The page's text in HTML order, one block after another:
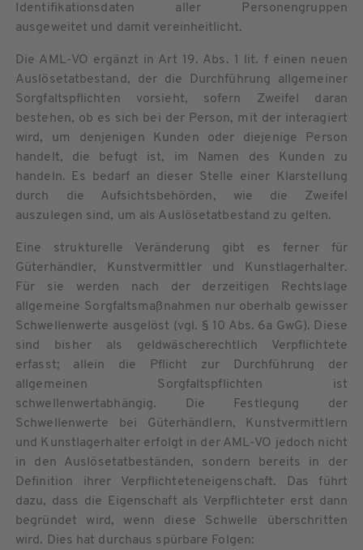
Identifikationsdaten aller Personengruppen
ausgeweitet und damit vereinheitlicht.
Die AML-VO ergänzt in Art 19. Abs. 1 lit. f einen neuen
Auslösetatbestand, der die Durchführung allgemeiner
Sorgfaltspflichten vorsieht, sofern Zweifel daran
bestehen, ob es sich bei der Person, mit der interagiert
wird, um denjenigen Kunden oder diejenige Person
handelt, die befugt ist, im Namen des Kunden zu
handeln. Es bedarf an dieser Stelle einer Klarstellung
durch die Aufsichtsbehörden, wie die Zweifel
auszulegen sind, um als Auslösetatbestand zu gelten.
Eine strukturelle Veränderung gibt es ferner für
Güterhändler, Kunstvermittler und Kunstlagerhalter.
Für sie werden nach der derzeitigen Rechtslage
allgemeine Sorgfaltsmaßnahmen nur oberhalb gewisser
Schwellenwerte ausgelöst (vgl. § 10 Abs. 6a GwG). Diese
sind bisher als geldwäscherechtlich Verpflichtete
erfasst; allein die Pflicht zur Durchführung der
allgemeinen Sorgfaltspflichten ist
schwellenwertabhängig. Die Festlegung der
Schwellenwerte bei Güterhändlern, Kunstvermittlern
und Kunstlagerhalter erfolgt in der AML-VO jedoch nicht
in den Auslösetatbeständen, sondern bereits in der
Definition ihrer Verpflichteteneigenschaft. Das führt
dazu, dass die Eigenschaft als Verpflichteter erst dann
begründet wird, wenn diese Schwelle überschritten
wird. Dies hat durchaus spürbare Folgen: